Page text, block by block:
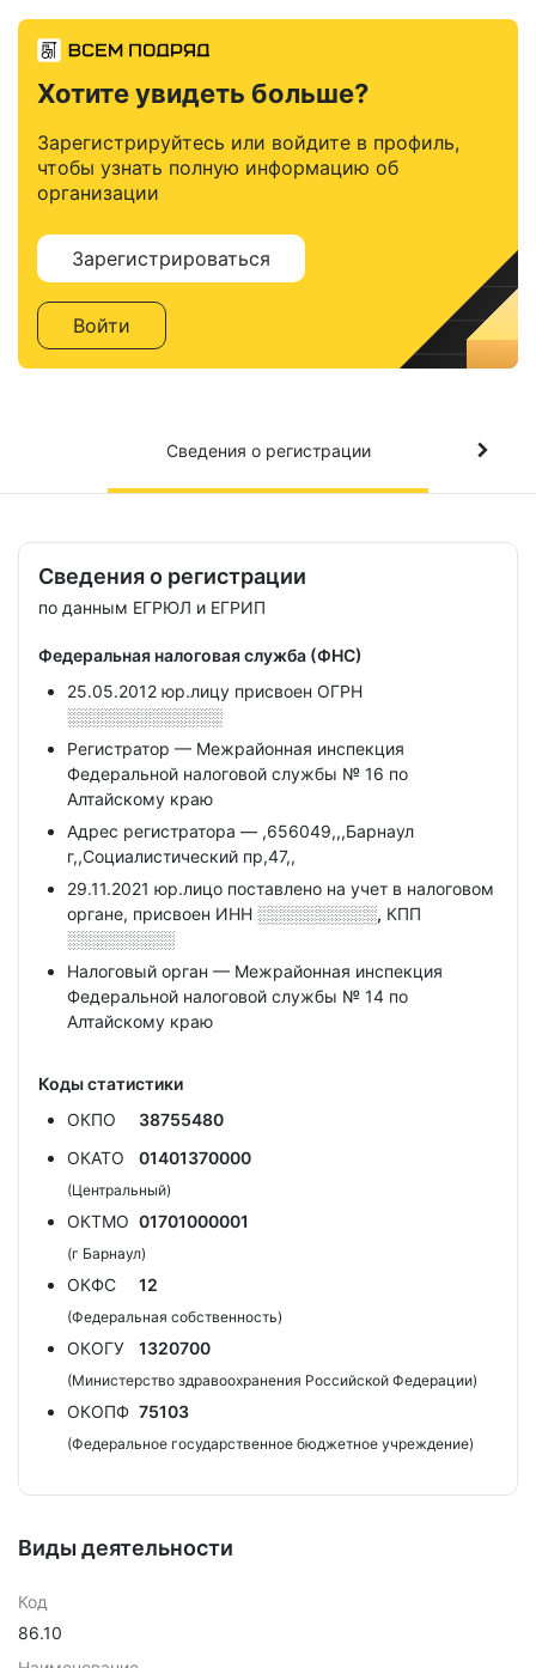
Хотите увидеть больше?
Зарегистрируйтесь или войдите в профиль,
чтобы узнать полную информацию об
организации
Зарегистрироваться
Войти
Сведения о регистрации
Сведения о регистрации
по данным ЕГРЮЛ и ЕГРИП
Федеральная налоговая служба (ФНС)
25.05.2012 юр.лицу присвоен ОГРН
░░░░░░░░░░░░░
Регистратор — Межрайонная инспекция
Федеральной налоговой службы № 16 по
Алтайскому краю
Адрес регистратора — ,656049,,,Барнаул
г,,Социалистический пр,47,,
29.11.2021 юр.лицо поставлено на учет в налоговом
органе, присвоен ИНН ░░░░░░░░░░, КПП
░░░░░░░░░
Налоговый орган — Межрайонная инспекция
Федеральной налоговой службы № 14 по
Алтайскому краю
Коды статистики
ОКПО
38755480
ОКАТО
01401370000
(Центральный)
ОКТМО 01701000001
(г Барнаул)
ОКФС 12
(Федеральная собственность)
ОКОГУ 1320700
(Министерство здравоохранения Российской Федерации)
ОКОПФ 75103
(Федеральное государственное бюджетное учреждение)
Виды деятельности
Код
86.10